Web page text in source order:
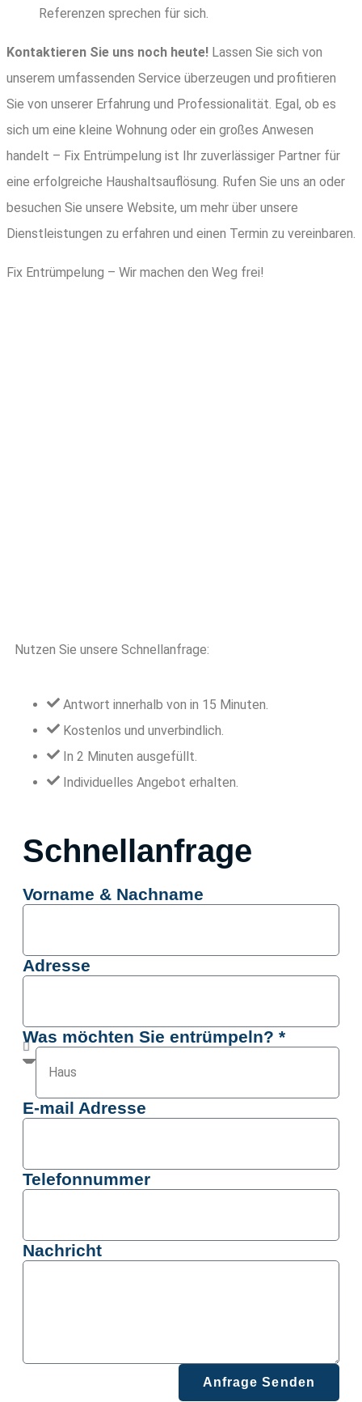
Referenzen sprechen für sich.
Kontaktieren Sie uns noch heute! Lassen Sie sich von
unserem umfassenden Service überzeugen und profitieren
Sie von unserer Erfahrung und Professionalität. Egal, ob es
sich um eine kleine Wohnung oder ein großes Anwesen
handelt – Fix Entrümpelung ist Ihr zuverlässiger Partner für
eine erfolgreiche Haushaltsauflösung. Rufen Sie uns an oder
besuchen Sie unsere Website, um mehr über unsere
Dienstleistungen zu erfahren und einen Termin zu vereinbaren.
Fix Entrümpelung – Wir machen den Weg frei!
Nutzen Sie unsere Schnellanfrage:
Antwort innerhalb von in 15 Minuten.
Kostenlos und unverbindlich.
In 2 Minuten ausgefüllt.
Individuelles Angebot erhalten.
Schnellanfrage
Vorname & Nachname
Adresse
Was möchten Sie entrümpeln? *
E-mail Adresse
Telefonnummer
Nachricht
Anfrage Senden